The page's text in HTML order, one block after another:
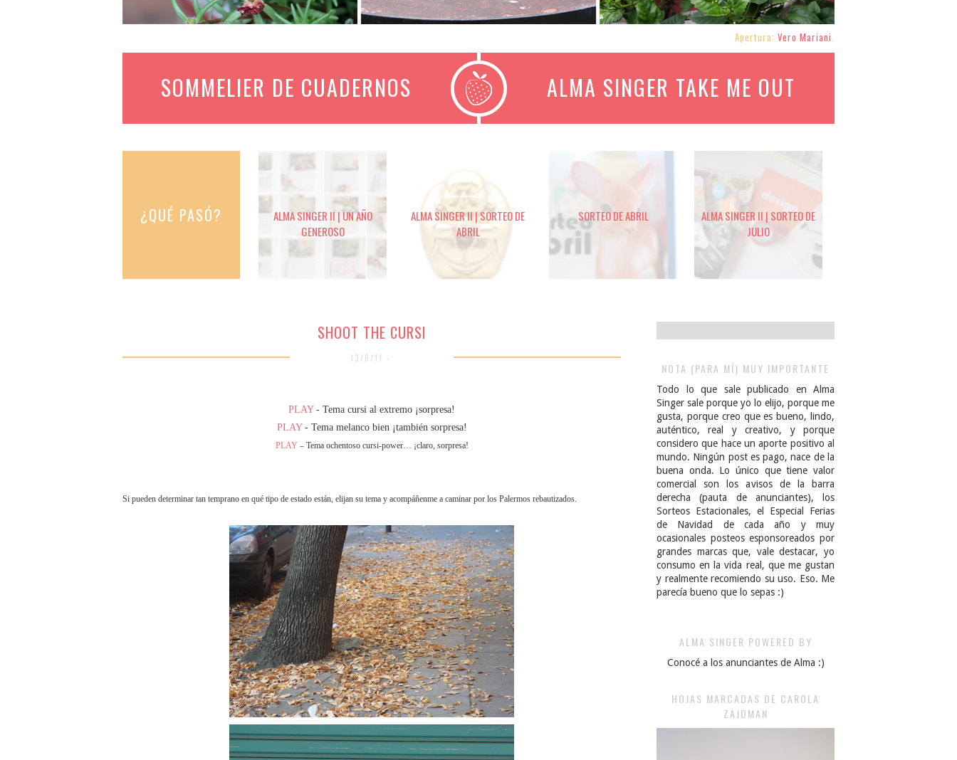
Apertura: Vero Mariani.
SOMMELIER DE CUADERNOS ALMA SINGER TAKE ME OUT
¿QUÉ PASÓ?
ALMA SINGER II | UN AÑO
GENEROSO
ALMA SINGER II | SORTEO DE
ABRIL
SORTEO DE ABRIL
ALMA SINGER II | SORTEO DE
JULIO
SHOOT THE CURSI
13/6/11 -
PLAY- Tema cursi al extremo ¡sorpresa!
PLAY- Tema melanco bien ¡también sorpresa!
PLAY – Tema ochentoso cursi-power… ¡claro, sorpresa!
Si pueden determinar tan temprano en qué tipo de estado están, elijan su tema y acompáñenme a caminar por los Palermos rebautizados.
NOTA (PARA MÍ) MUY IMPORTANTE
Todo lo que sale publicado en Alma
Singer sale porque yo lo elijo, porque me
gusta, porque creo que es bueno, lindo,
auténtico, real y creativo, y porque
considero que hace un aporte positivo al
mundo. Ningún post es pago, nace de la
buena onda. Lo único que tiene valor
comercial son los avisos de la barra
derecha (pauta de anunciantes), los
Sorteos Estacionales, el Especial Ferias
de Navidad de cada año y muy
ocasionales posteos esponsoreados por
grandes marcas que, vale destacar, yo
consumo en la vida real, que me gustan
y realmente recomiendo su uso. Eso. Me
parecía bueno que lo sepas :)
ALMA SINGER POWERED BY
Conocé a los anunciantes de Alma :)
HOJAS MARCADAS DE CAROLA
ZAJDMAN